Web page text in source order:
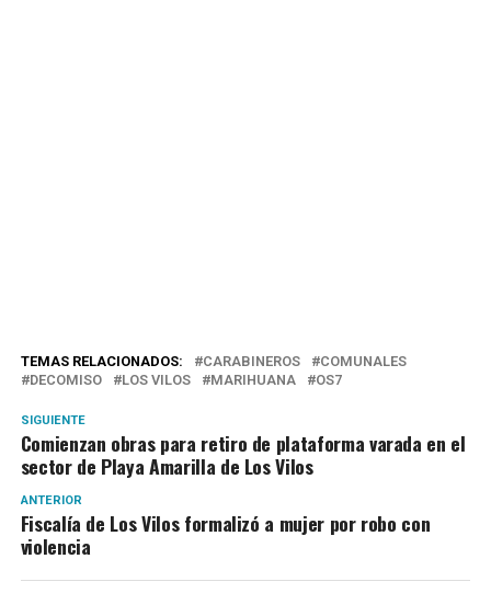
TEMAS RELACIONADOS: CARABINEROS
COMUNALES
DECOMISO
LOS VILOS MARIHUANA OS7
SIGUIENTE
Comienzan obras para retiro de plataforma varada en el
sector de Playa Amarilla de Los Vilos
ANTERIOR
Fiscalía de Los Vilos formalizó a mujer por robo con
violencia